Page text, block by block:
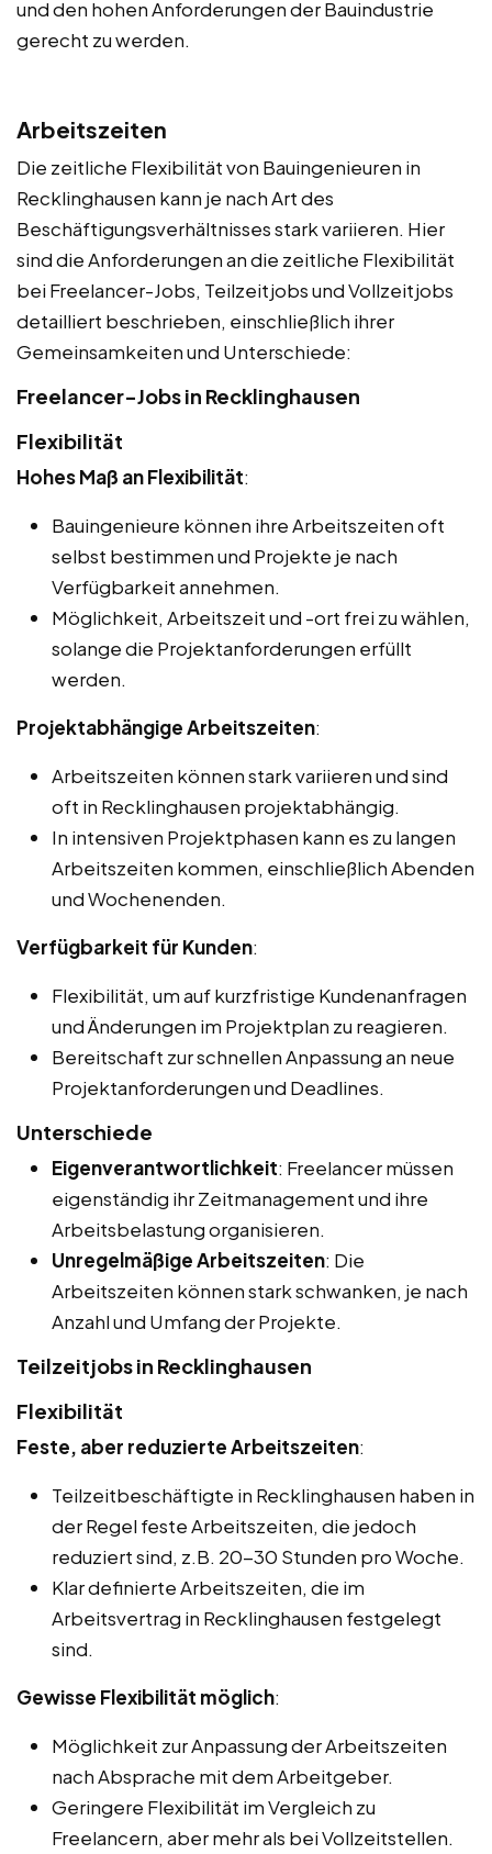
und den hohen Anforderungen der Bauindustrie
gerecht zu werden.
Arbeitszeiten
Die zeitliche Flexibilität von Bauingenieuren in
Recklinghausen kann je nach Art des
Beschäftigungsverhältnisses stark variieren. Hier
sind die Anforderungen an die zeitliche Flexibilität
bei Freelancer-Jobs, Teilzeitjobs und Vollzeitjobs
detailliert beschrieben, einschließlich ihrer
Gemeinsamkeiten und Unterschiede:
Freelancer-Jobs in Recklinghausen
Flexibilität
Hohes Maß an Flexibilität:
Bauingenieure können ihre Arbeitszeiten oft
selbst bestimmen und Projekte je nach
Verfügbarkeit annehmen.
Möglichkeit, Arbeitszeit und -ort frei zu wählen,
solange die Projektanforderungen erfüllt
werden.
Projektabhängige Arbeitszeiten:
Arbeitszeiten können stark variieren und sind
oft in Recklinghausen projektabhängig.
In intensiven Projektphasen kann es zu langen
Arbeitszeiten kommen, einschließlich Abenden
und Wochenenden.
Verfügbarkeit für Kunden:
Flexibilität, um auf kurzfristige Kundenanfragen
und Änderungen im Projektplan zu reagieren.
Bereitschaft zur schnellen Anpassung an neue
Projektanforderungen und Deadlines.
Unterschiede
Eigenverantwortlichkeit: Freelancer müssen
eigenständig ihr Zeitmanagement und ihre
Arbeitsbelastung organisieren.
Unregelmäßige Arbeitszeiten: Die
Arbeitszeiten können stark schwanken, je nach
Anzahl und Umfang der Projekte.
Teilzeitjobs in Recklinghausen
Flexibilität
Feste, aber reduzierte Arbeitszeiten:
Teilzeitbeschäftigte in Recklinghausen haben in
der Regel feste Arbeitszeiten, die jedoch
reduziert sind, z.B. 20-30 Stunden pro Woche.
Klar definierte Arbeitszeiten, die im
Arbeitsvertrag in Recklinghausen festgelegt
sind.
Gewisse Flexibilität möglich:
Möglichkeit zur Anpassung der Arbeitszeiten
nach Absprache mit dem Arbeitgeber.
Geringere Flexibilität im Vergleich zu
Freelancern, aber mehr als bei Vollzeitstellen.